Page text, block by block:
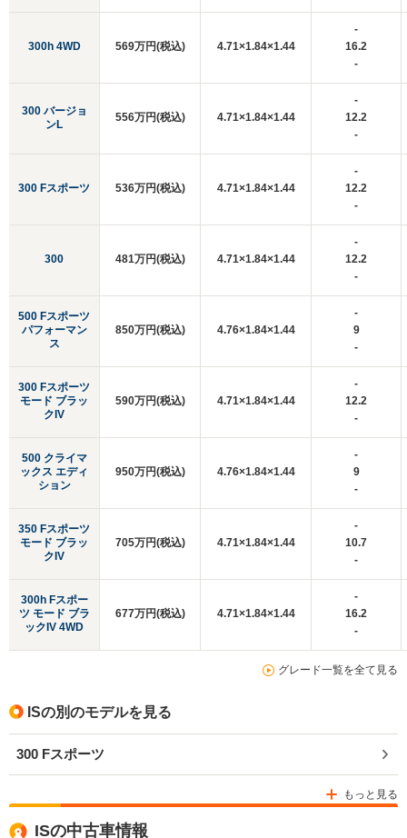
300h 4WD
300 バージョ
ンL
300 Fスポーツ
300
500 Fスポーツ
パフォーマン
ス
300 Fスポーツ
モード ブラッ
クIV
500 クライマ
ックス エディ
ション
350 Fスポーツ
モード ブラッ
クIV
300h Fスポー
ツ モード ブラ
ックIV 4WD
569万円(税込) 4.71×1.84×1.44
-
16.2
-
556万円(税込) 4.71×1.84×1.44
-
12.2
-
536万円(税込) 4.71×1.84×1.44
-
12.2
-
481万円(税込) 4.71×1.84×1.44
-
12.2
-
850万円(税込) 4.76×1.84×1.44
-
9
-
590万円(税込) 4.71×1.84×1.44
-
12.2
-
950万円(税込) 4.76×1.84×1.44
-
9
-
705万円(税込) 4.71×1.84×1.44
-
10.7
-
677万円(税込) 4.71×1.84×1.44
-
16.2
-
グレード一覧を全て見る
ISの別のモデルを見る
300 Fスポーツ
もっと見る
ISの中古車情報